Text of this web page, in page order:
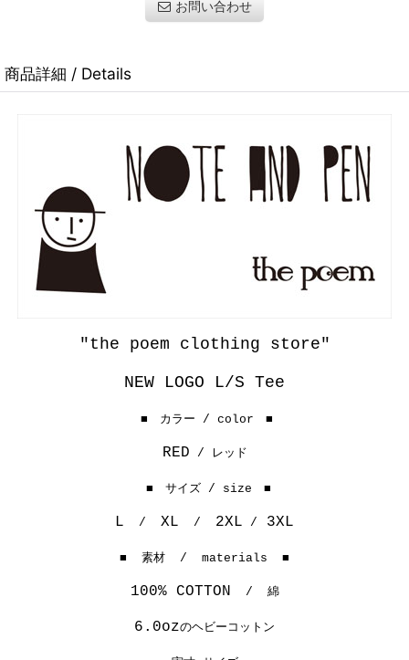
お問い合わせ
商品詳細 / Details
"the poem clothing store"
NEW LOGO L/S Tee
■ カラー / color ■
RED / レッド
■ サイズ / size ■
L / XL / 2XL / 3XL
■ 素材 / materials ■
100% COTTON / 綿
6.0ozのヘビーコットン